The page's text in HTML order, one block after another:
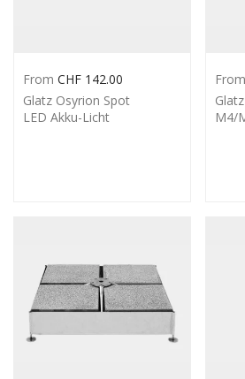
Glatz Osyrion Spot
LED Akku-Licht
From CHF 142.00
M4/
From